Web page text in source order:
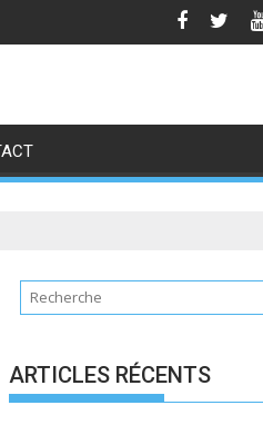
à la pré-candidature pour
ARTICLES RÉCENTS